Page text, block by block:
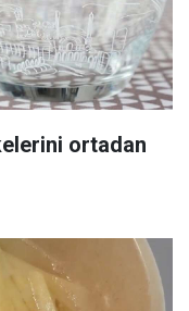
ortadan